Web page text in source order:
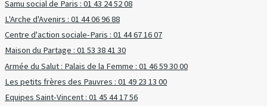
Samu social de Paris : 01 43 24 52 08
L'Arche d'Avenirs : 01 44 06 96 88
Centre d'action sociale-Paris : 01 44 67 16 07
Maison du Partage : 01 53 38 41 30
Armée du Salut : Palais de la Femme : 01 46 59 30 00
Les petits frères des Pauvres : 01 49 23 13 00
Equipes Saint-Vincent : 01 45 44 17 56